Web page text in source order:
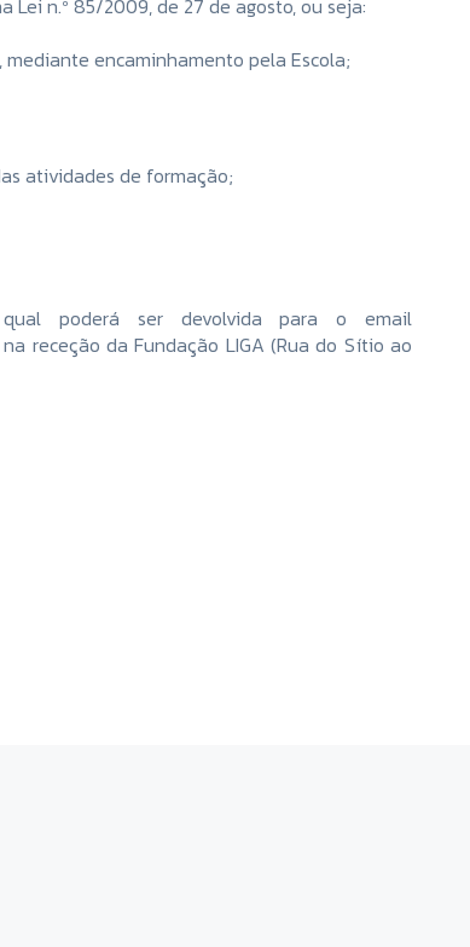
Lei n.º 85/2009, de 27 de agosto, ou seja:
mediante encaminhamento pela Escola;
atividades de formação;
poderá ser devolvida para o email
receção da Fundação LIGA (Rua do Sítio ao